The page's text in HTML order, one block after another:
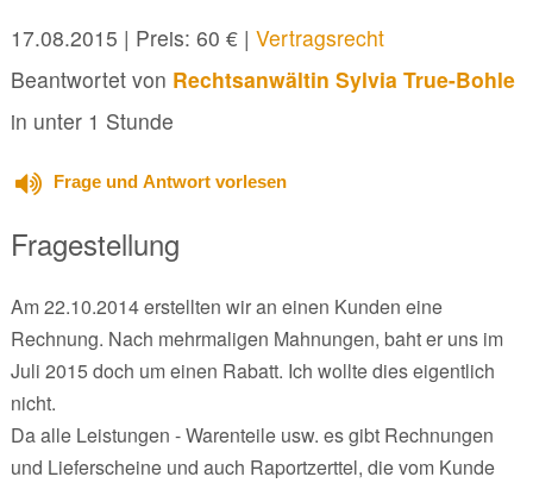
17.08.2015 | Preis: 60 € | Vertragsrecht
Beantwortet von Rechtsanwältin Sylvia True-Bohle
in unter 1 Stunde
Frage und Antwort vorlesen
Fragestellung
Am 22.10.2014 erstellten wir an einen Kunden eine
Rechnung. Nach mehrmaligen Mahnungen, baht er uns im
Juli 2015 doch um einen Rabatt. Ich wollte dies eigentlich
nicht.
Da alle Leistungen - Warenteile usw. es gibt Rechnungen
und Lieferscheine und auch Raportzerttel, die vom Kunde